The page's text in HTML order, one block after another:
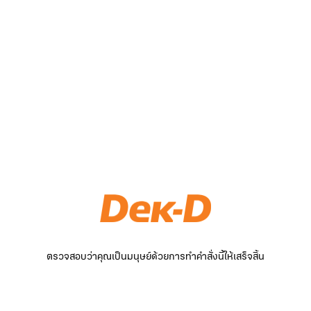
ตรวจสอบว่าคุณเป็นมนุษย์ด้วยการทำคำสั่งนี้ให้เสร็จสิ้น